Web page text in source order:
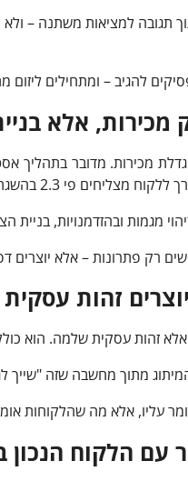
למציאות משתנה – ולא
להגיב – ומתחילים ליזום
מכירות, אלא
מצליחים פי 2.3 בהשגת
מגמות ובהזדמנויות,
רק פתרונות – אלא
זהות
זהות עסקית שלמה. הוא
מתוך מחשבה שזה "שייך
עליו, אלא מה שהלקוחות
עם הלקוח הנכון